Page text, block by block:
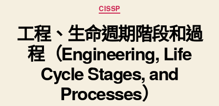
分
類
CISSP
工程、生命週期階段和過
程（Engineering, Life
Cycle Stages, and
Processes）